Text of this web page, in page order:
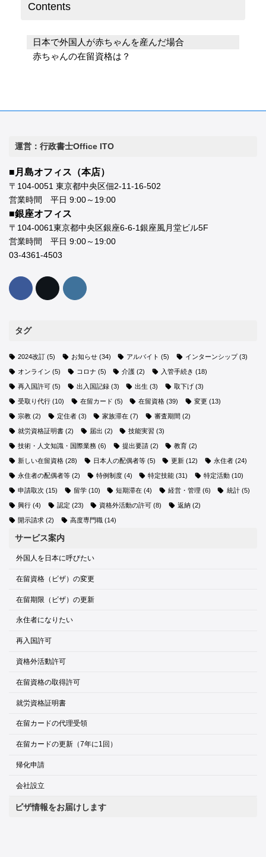
Contents
日本で外国人が赤ちゃんを産んだ場合
赤ちゃんの在留資格は？
運営：行政書士Office ITO
■月島オフィス（本店）
〒104-0051 東京都中央区佃2-11-16-502
営業時間 平日 9:00～19:00
■銀座オフィス
〒104-0061東京都中央区銀座6-6-1銀座風月堂ビル5F
営業時間 平日 9:00～19:00
03-4361-4503
タグ
2024改訂 (5) お知らせ(34) アルバイト (5) インターンシップ(3)
オンライン (5) コロナ (5) 介護 (2) 入管手続き (18)
再入国許可 (5) 出入国記録(3) 出生 (3) 取下げ(3)
受取り代行 (10) 在留カード (5) 在留資格 (39) 変更 (13)
宗教 (2) 定住者(3) 家族滞在 (7) 審査期間 (2)
就労資格証明書 (2) 届出 (2) 技能実習 (3)
技術・人文知識・国際業務 (6) 提出要請(2) 教育 (2)
新しい在留資格 (28) 日本人の配偶者等(5) 更新 (12) 永住者(24)
永住者の配偶者等 (2) 特例制度(4) 特定技能 (31) 特定活動(10)
申請取次 (15) 留学(10) 短期滞在 (4) 経営・管理 (6) 統計(5)
興行 (4) 認定 (23) 資格外活動の許可 (8) 返納(2)
開示請求 (2) 高度専門職(14)
サービス案内
外国人を日本に呼びたい
在留資格（ビザ）の変更
在留期限（ビザ）の更新
永住者になりたい
再入国許可
資格外活動許可
在留資格の取得許可
就労資格証明書
在留カードの代理受領
在留カードの更新（7年に1回）
帰化申請
会社設立
ビザ情報をお届けします